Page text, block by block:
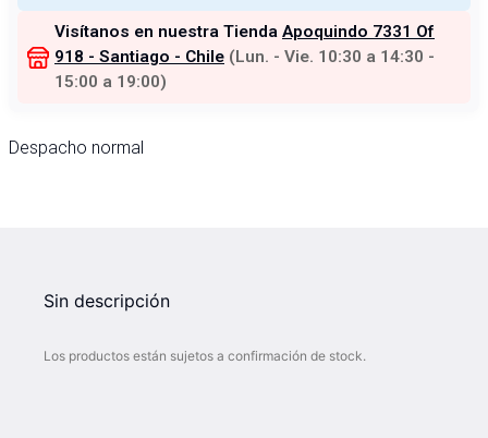
Visítanos en nuestra Tienda Apoquindo 7331 Of
918 - Santiago - Chile (Lun. - Vie. 10:30 a 14:30 -
15:00 a 19:00)
Despacho normal
Sin descripción
Los productos están sujetos a confirmación de stock.